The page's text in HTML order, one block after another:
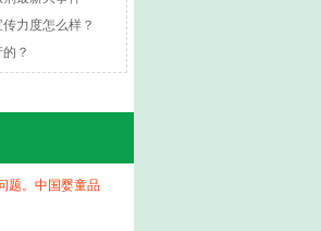
力度怎么样？
？
题。中国婴童品